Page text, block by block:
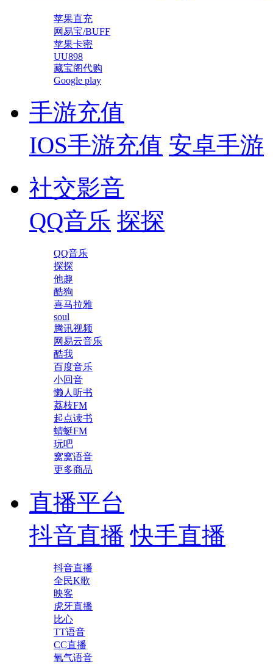
苹果直充
网易宝/BUFF
苹果卡密
UU898
藏宝阁代购
Google play
手游充值
IOS手游充值 安卓手游
社交影音
QQ音乐 探探
QQ音乐
探探
他趣
酷狗
喜马拉雅
soul
腾讯视频
网易云音乐
酷我
百度音乐
小回音
懒人听书
荔枝FM
起点读书
蜻蜓FM
玩吧
窝窝语音
更多商品
直播平台
抖音直播 快手直播
抖音直播
全民K歌
映客
虎牙直播
比心
TT语音
CC直播
氧气语音